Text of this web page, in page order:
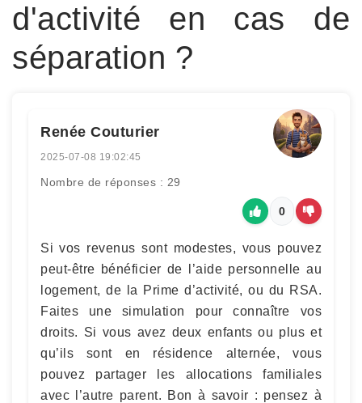
d'activité en cas de
séparation ?
Renée Couturier
2025-07-08 19:02:45
Nombre de réponses : 29
0
Si vos revenus sont modestes, vous pouvez
peut-être bénéficier de l’aide personnelle au
logement, de la Prime d’activité, ou du RSA.
Faites une simulation pour connaître vos
droits. Si vous avez deux enfants ou plus et
qu’ils sont en résidence alternée, vous
pouvez partager les allocations familiales
avec l’autre parent. Bon à savoir : pensez à